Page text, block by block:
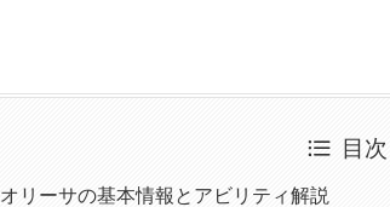
目次
オリーサの基本情報とアビリティ解説